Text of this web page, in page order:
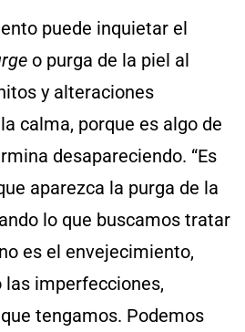
puede inquietar el
o purga de la piel al
y alteraciones
calma, porque es algo de
desapareciendo. “Es
aparezca la purga de la
lo que buscamos tratar
es el envejecimiento,
las imperfecciones,
tengamos. Podemos